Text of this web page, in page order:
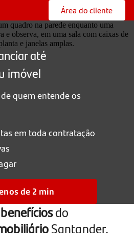
Área do cliente
até
imóvel
quem entende os
em toda contratação
de 2 min
benefíciosdo
Santander.